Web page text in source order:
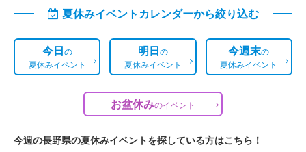
夏休みイベントカレンダーから絞り込む
今日の
夏休みイベント
明日の
夏休みイベント
今週末の
夏休みイベント
お盆休みのイベント
今週の長野県の夏休みイベントを探している方はこちら！